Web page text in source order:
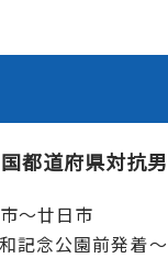
都道府県対抗
～廿日市
和記念公園前発着